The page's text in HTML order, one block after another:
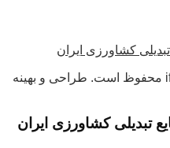
© 2020 iftati. تمام حقوق برای iftati محفوظ است. طراحی و بهینه
تبدیلی کشاورزی ایران